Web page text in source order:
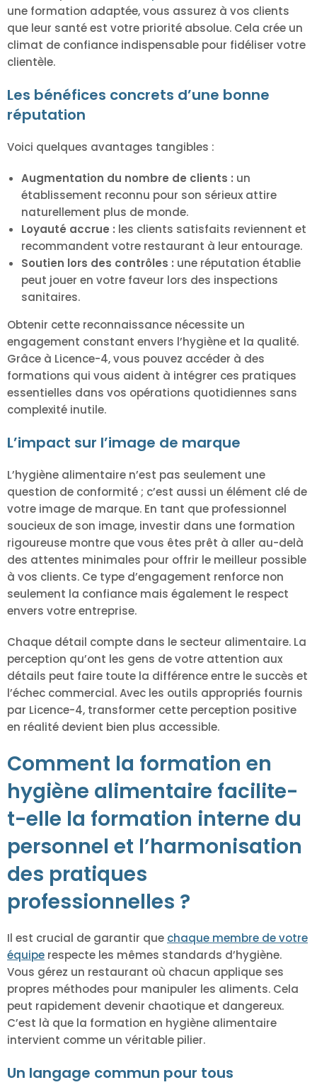
une formation adaptée, vous assurez à vos clients
que leur santé est votre priorité absolue. Cela crée un
climat de confiance indispensable pour fidéliser votre
clientèle.
Les bénéfices concrets d’une bonne
réputation
Voici quelques avantages tangibles :
Augmentation du nombre de clients : un
établissement reconnu pour son sérieux attire
naturellement plus de monde.
Loyauté accrue : les clients satisfaits reviennent et
recommandent votre restaurant à leur entourage.
Soutien lors des contrôles : une réputation établie
peut jouer en votre faveur lors des inspections
sanitaires.
Obtenir cette reconnaissance nécessite un
engagement constant envers l’hygiène et la qualité.
Grâce à Licence-4, vous pouvez accéder à des
formations qui vous aident à intégrer ces pratiques
essentielles dans vos opérations quotidiennes sans
complexité inutile.
L’impact sur l’image de marque
L’hygiène alimentaire n’est pas seulement une
question de conformité ; c’est aussi un élément clé de
votre image de marque. En tant que professionnel
soucieux de son image, investir dans une formation
rigoureuse montre que vous êtes prêt à aller au-delà
des attentes minimales pour offrir le meilleur possible
à vos clients. Ce type d’engagement renforce non
seulement la confiance mais également le respect
envers votre entreprise.
Chaque détail compte dans le secteur alimentaire. La
perception qu’ont les gens de votre attention aux
détails peut faire toute la différence entre le succès et
l’échec commercial. Avec les outils appropriés fournis
par Licence-4, transformer cette perception positive
en réalité devient bien plus accessible.
Comment la formation en
hygiène alimentaire facilite-
t-elle la formation interne du
personnel et l’harmonisation
des pratiques
professionnelles ?
Il est crucial de garantir que chaque membre de votre
équipe respecte les mêmes standards d’hygiène.
Vous gérez un restaurant où chacun applique ses
propres méthodes pour manipuler les aliments. Cela
peut rapidement devenir chaotique et dangereux.
C’est là que la formation en hygiène alimentaire
intervient comme un véritable pilier.
Un langage commun pour tous